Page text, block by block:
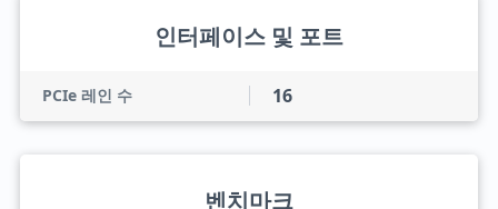
인터페이스 및 포트
PCIe 레인 수 16
벤치마크